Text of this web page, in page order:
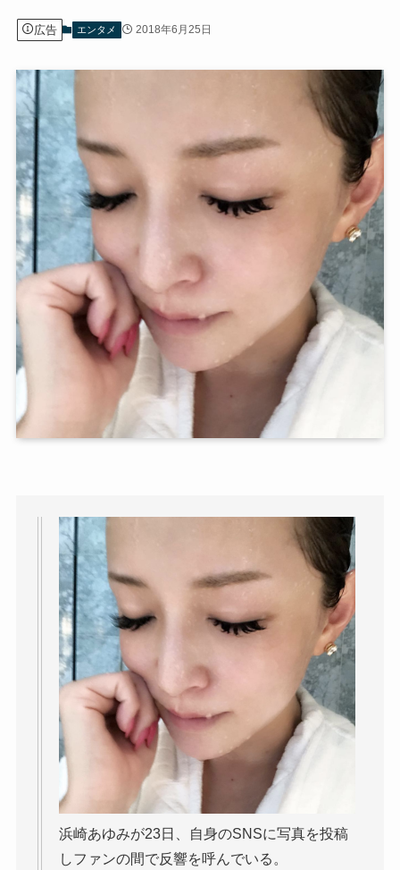
広告 エンタメ 2018年6月25日
浜崎あゆみが23日、自身のSNSに写真を投稿
しファンの間で反響を呼んでいる。